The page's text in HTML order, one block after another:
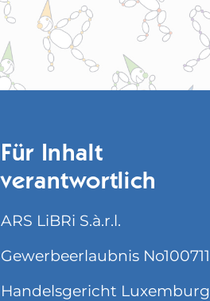
Für Inhalt
verantwortlich
ARS LiBRi S.à.r.l.
Gewerbeerlaubnis No100711
Handelsgericht Luxemburg